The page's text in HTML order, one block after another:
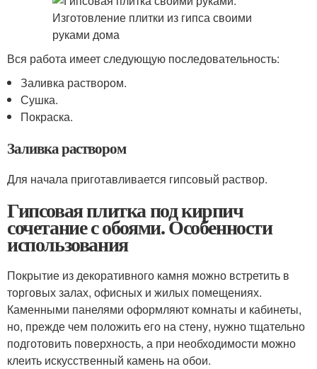
Вся работа имеет следующую последовательность:
Заливка раствором.
Сушка.
Покраска.
Заливка раствором
Для начала приготавливается гипсовый раствор.
Гипсовая плитка под кирпич
сочетание с обоями. Особенности
использования
Покрытие из декоративного камня можно встретить в
торговых залах, офисных и жилых помещениях.
Каменными панелями оформляют комнаты и кабинеты,
но, прежде чем положить его на стену, нужно тщательно
подготовить поверхность, а при необходимости можно
клеить искусственный камень на обои.